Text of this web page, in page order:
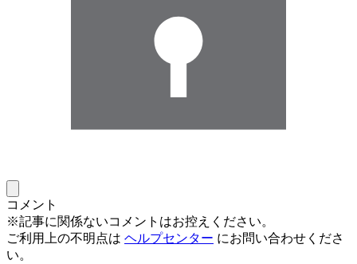
コメント
※記事に関係ないコメントはお控えください。
ご利用上の不明点は ヘルプセンター にお問い合わせくださ
い。